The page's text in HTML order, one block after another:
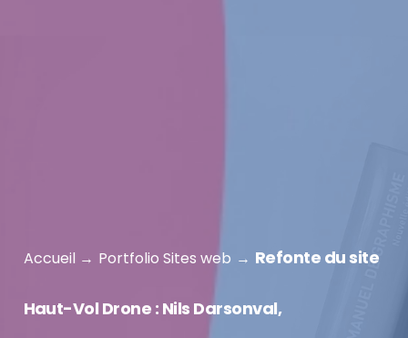
Accueil Portfolio Sites web Refonte du site
Haut-Vol Drone : Nils Darsonval,